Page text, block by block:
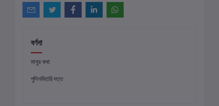
বর্ণনা
মাথুর কথা
পুলিনবিহারি দত্ত